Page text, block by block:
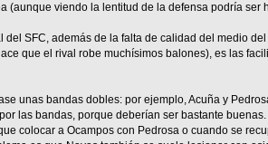
(aunque viendo la lentitud de la defensa podría ser
del SFC, además de la falta de calidad del medio
que el rival robe muchísimos balones), es las
unas bandas dobles: por ejemplo, Acuña y
las bandas, porque deberían ser bastante
colocar a Ocampos con Pedrosa o cuando se